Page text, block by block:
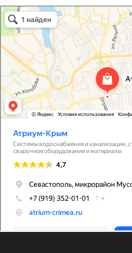
Атриум-Крым
Системы водоснабжения, отопления,
Снабжение строительных объектов в